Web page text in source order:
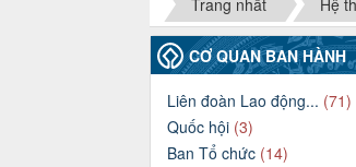
Trang nhất Hệ
CƠ QUAN BAN HÀNH
Liên đoàn Lao động... (71)
Quốc hội (3)
Ban Tổ chức (14)